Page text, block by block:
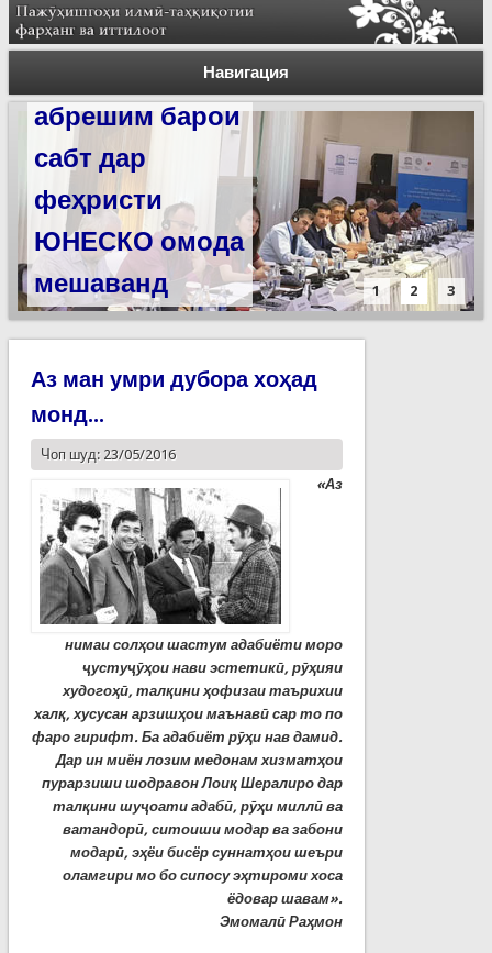
Навигация
Силсилаи
ёдгориҳои роҳи
абрешим барои
сабт дар
феҳристи
ЮНЕСКО омода
мешаванд
1 2 3
Аз ман умри дубора хоҳад
монд...
Чоп шуд: 23/05/2016
«Аз
нимаи солҳои шастум адабиёти моро
ҷустуҷӯҳои нави эстетикӣ, рӯҳияи
худогоҳӣ, талқини ҳофизаи таърихии
халқ, хусусан арзишҳои маънавӣ сар то по
фаро гирифт.Ба адабиёт рӯҳи нав дамид.
Дар ин миён лозим медонам хизматҳои
пурарзиши шодравон Лоиқ Шералиро дар
талқини шуҷоати адабӣ, рӯҳи миллӣ ва
ватандорӣ, ситоиши модар ва забони
модарӣ, эҳёи бисёр суннатҳои шеъри
оламгири мо бо сипосу эҳтироми хоса
ёдовар шавам».
Эмомалӣ Раҳмон